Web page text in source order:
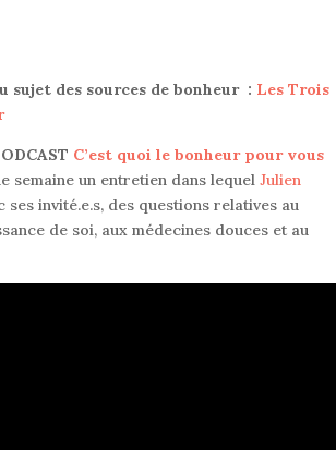
sujet des sources de bonheur : Les Trois
C’est quoi le bonheur pour vous
semaine un entretien dans lequel Julien
ses invité.e.s, des questions relatives au
de soi, aux médecines douces et au